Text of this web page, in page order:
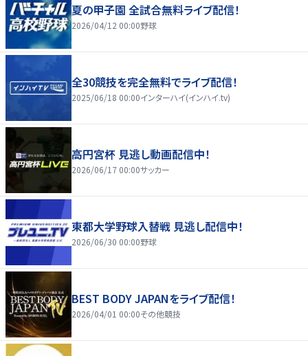
夏の甲子園 全試合無料ライブ配信！
2026/04/12 00:00野球
全30競技を完全無料でライブ配信！
2025/06/18 00:00インターハイ(インハイ.tv)
高円宮杯 見逃し動画配信中！
2026/06/17 00:00サッカー
東都大学野球入替戦 見逃し配信中！
2026/06/30 00:00野球
BEST BODY JAPANをライブ配信！
2026/04/01 00:00その他競技